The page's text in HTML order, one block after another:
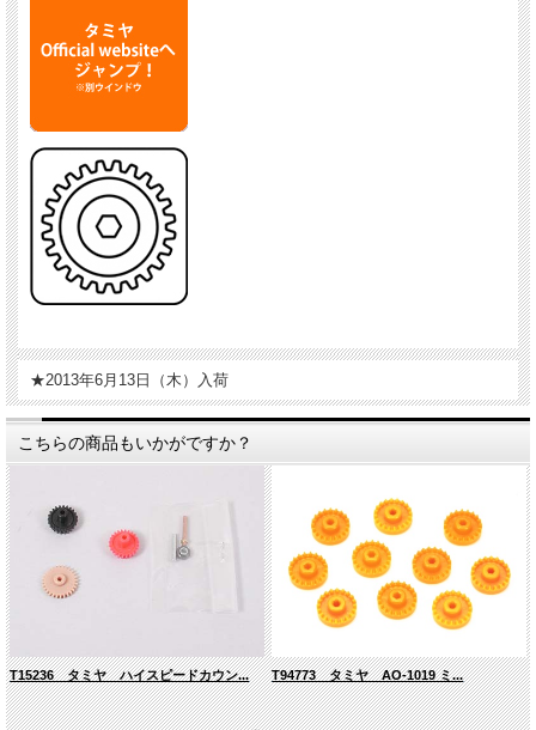
★2013年6月13日（木）入荷
こちらの商品もいかがですか？
T15236 タミヤ ハイスピードカウン... T94773 タミヤ AO-1019 ミ...